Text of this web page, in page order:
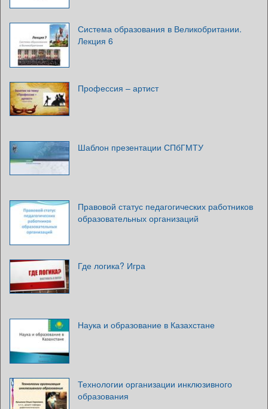
Система образования в Великобритании.
Лекция 6
Профессия – артист
Шаблон презентации СПбГМТУ
Правовой статус педагогических работников
образовательных организаций
Где логика? Игра
Наука и образование в Казахстане
Технологии организации инклюзивного
образования